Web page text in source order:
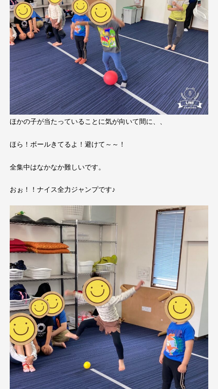
ほかの子が当たっていることに気が向いて間に、、
ほら！ボールきてるよ！避けて～～！
全集中はなかなか難しいです。
おぉ！！ナイス全力ジャンプです♪